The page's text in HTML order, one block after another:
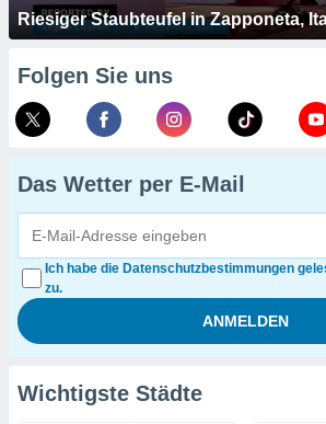
Riesiger Staubteufel in Zapponeta,
Folgen Sie uns
Das Wetter per E-Mail
Ich habe die Datenschutzbestimmungen
zu.
Wichtigste Städte